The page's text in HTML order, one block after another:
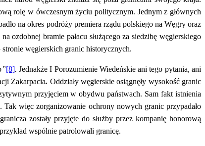
rolę w ówczesnym życiu politycznym. Jednym z głównych
na okres podróży premiera rządu polskiego na Węgry oraz
ozdobnej bramie pałacu służącego za siedzibę węgierskiego
węgierskich granic historycznych.
”[8]. Jednakże I Porozumienie Wiedeńskie ani tego pytania, ani
Zakarpacia. Oddziały węgierskie osiągnęły wysokość granic
przyjęciem w obydwu państwach. Sam fakt istnienia
więc zorganizowanie ochrony nowych granic przypadało
zostały przyjęte do służby przez kompanię honorową
wspólnie patrolowali granicę.